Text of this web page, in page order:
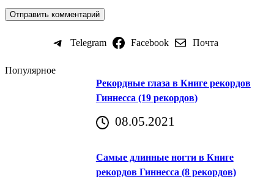
Telegram Facebook Почта
Популярное
Рекордные глаза в Книге рекордов
Гиннесса (19 рекордов)
08.05.2021
Самые длинные ногти в Книге
рекордов Гиннесса (8 рекордов)